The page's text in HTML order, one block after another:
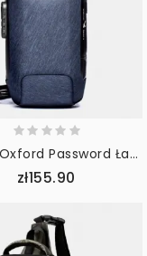
Męskie Oxford Password Ładowanie Usb Anti-Theft Wielowarstwowa Wodoodporna Torba Crossbody Torba Na Klatkę Piersiową Torba Na Ramię
zł155.90